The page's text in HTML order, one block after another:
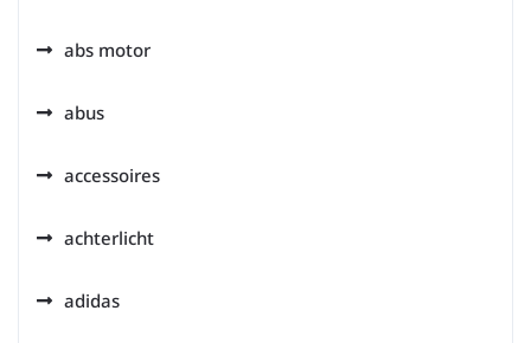
abs motor
abus
accessoires
achterlicht
adidas